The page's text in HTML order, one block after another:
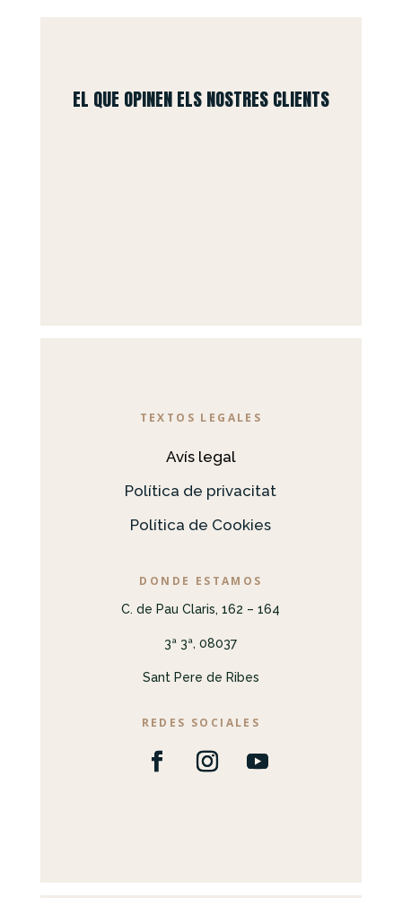
EL QUE OPINEN ELS NOSTRES CLIENTS
TEXTOS LEGALES
Avís legal
Política de privacitat
Política de Cookies
DONDE ESTAMOS
C. de Pau Claris, 162 – 164
3ª 3ª, 08037
Sant Pere de Ribes
REDES SOCIALES